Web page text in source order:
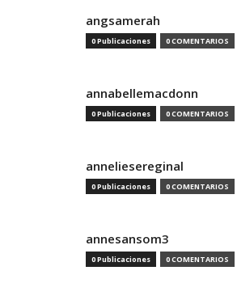
angsamerah
0 Publicaciones 0 COMENTARIOS
annabellemacdonn
0 Publicaciones 0 COMENTARIOS
anneliesereginal
0 Publicaciones 0 COMENTARIOS
annesansom3
0 Publicaciones 0 COMENTARIOS